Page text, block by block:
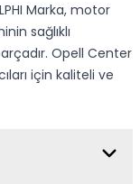
Marka, motor
sağlıklı
Opell Center
için kaliteli ve